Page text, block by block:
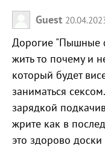
Guest
Дорогие "Пышные
жить то почему и
который будет
заниматься
зарядкой
жрите как в
это здорово